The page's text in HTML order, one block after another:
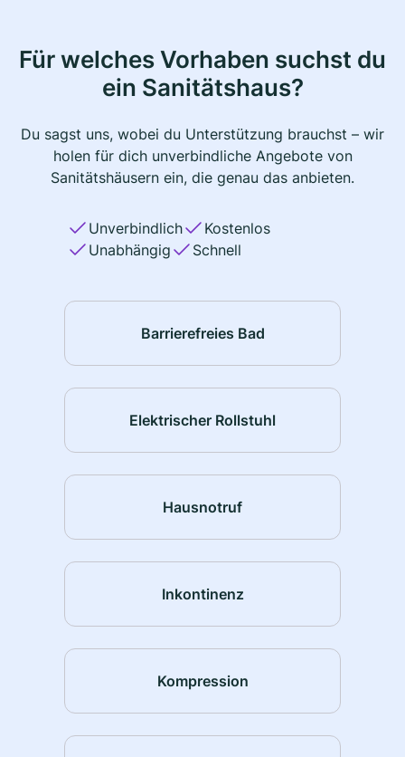
Für welches Vorhaben suchst du
ein Sanitätshaus?
Du sagst uns, wobei du Unterstützung brauchst – wir
holen für dich unverbindliche Angebote von
Sanitätshäusern ein, die genau das anbieten.
Unverbindlich
Kostenlos
Unabhängig
Schnell
Barrierefreies Bad
Elektrischer Rollstuhl
Hausnotruf
Inkontinenz
Kompression